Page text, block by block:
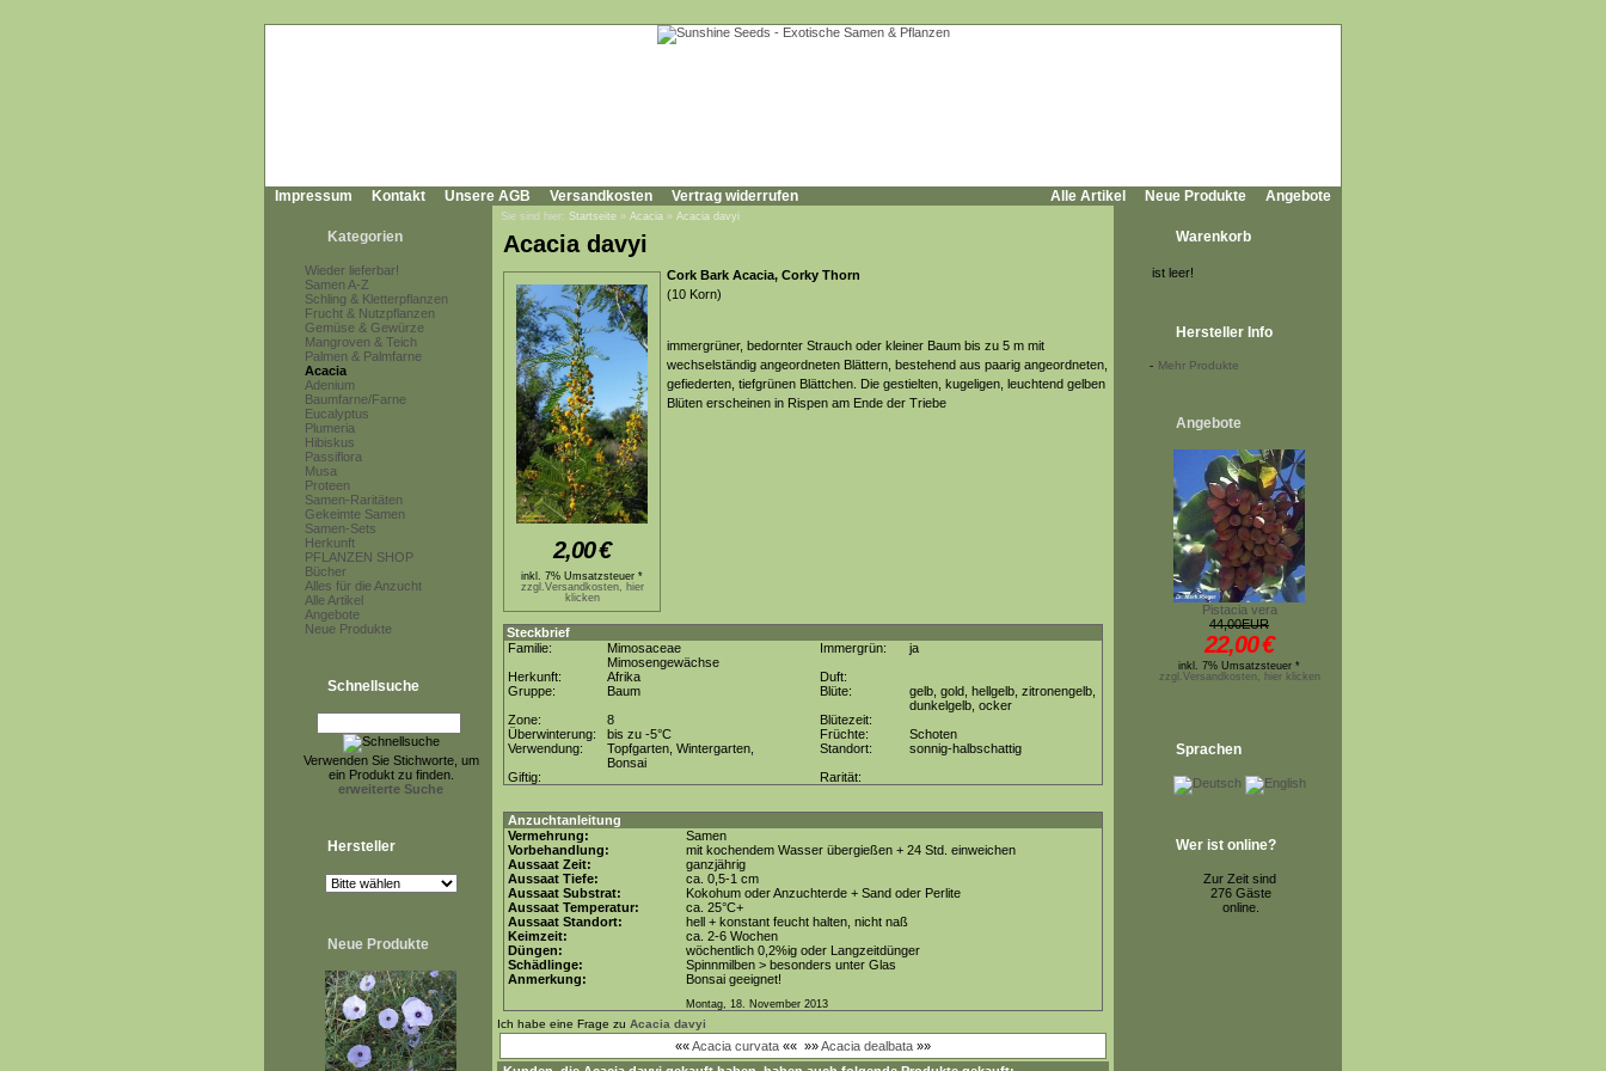
Impressum Kontakt Unsere AGB Versandkosten Vertrag widerrufen Alle Artikel Neue Produkte Angebote
Kategorien
Wieder lieferbar!
Samen A-Z
Schling & Kletterpflanzen
Frucht & Nutzpflanzen
Gemüse & Gewürze
Mangroven & Teich
Palmen & Palmfarne
Acacia
Adenium
Baumfarne/Farne
Eucalyptus
Plumeria
Hibiskus
Passiflora
Musa
Proteen
Samen-Raritäten
Gekeimte Samen
Samen-Sets
Herkunft
PFLANZEN SHOP
Bücher
Alles für die Anzucht
Alle Artikel
Angebote
Neue Produkte
Schnellsuche
Verwenden Sie Stichworte, um
ein Produkt zu finden.
erweiterte Suche
Hersteller
Neue Produkte
Sie sind hier: Startseite » Acacia » Acacia davyi
Acacia davyi
2,00€
inkl. 7% Umsatzsteuer *
zzgl.Versandkosten, hier
klicken
Cork Bark Acacia, Corky Thorn
(10 Korn)
immergrüner, bedornter Strauch oder kleiner Baum bis zu 5 m mit
wechselständig angeordneten Blättern, bestehend aus paarig angeordneten,
gefiederten, tiefgrünen Blättchen. Die gestielten, kugeligen, leuchtend gelben
Blüten erscheinen in Rispen am Ende der Triebe
Steckbrief
Familie:
Mimosaceae
Mimosengewächse
Immergrün:
ja
Herkunft:
Afrika
Duft:
Gruppe:
Baum Blüte:
gelb, gold, hellgelb, zitronengelb,
dunkelgelb, ocker
Zone:
8
Blütezeit:
Überwinterung:
bis zu -5°C Früchte:
Schoten
Verwendung:
Topfgarten, Wintergarten,
Bonsai
Standort:
sonnig-halbschattig
Giftig:
Rarität:
Anzuchtanleitung
Vermehrung:
Samen
Vorbehandlung:
mit kochendem Wasser übergießen + 24 Std. einweichen
Aussaat Zeit:
ganzjährig
Aussaat Tiefe:
ca. 0,5-1 cm
Aussaat Substrat:
Kokohum oder Anzuchterde + Sand oder Perlite
Aussaat Temperatur:
ca. 25°C+
Aussaat Standort:
hell + konstant feucht halten, nicht naß
Keimzeit:
ca. 2-6 Wochen
Düngen:
wöchentlich 0,2%ig oder Langzeitdünger
Schädlinge:
Spinnmilben > besonders unter Glas
Anmerkung:
Bonsai geeignet!
Montag, 18. November 2013
Ich habe eine Frage zu Acacia davyi
««Acacia curvata «« »»Acacia dealbata »»
Warenkorb
ist leer!
Hersteller Info
- Mehr Produkte
Angebote
Pistacia vera
44,00EUR
22,00€
inkl. 7% Umsatzsteuer *
zzgl.Versandkosten, hier klicken
Sprachen
Wer ist online?
Zur Zeit sind
276 Gäste
online.